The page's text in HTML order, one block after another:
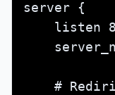
server {
listen
#